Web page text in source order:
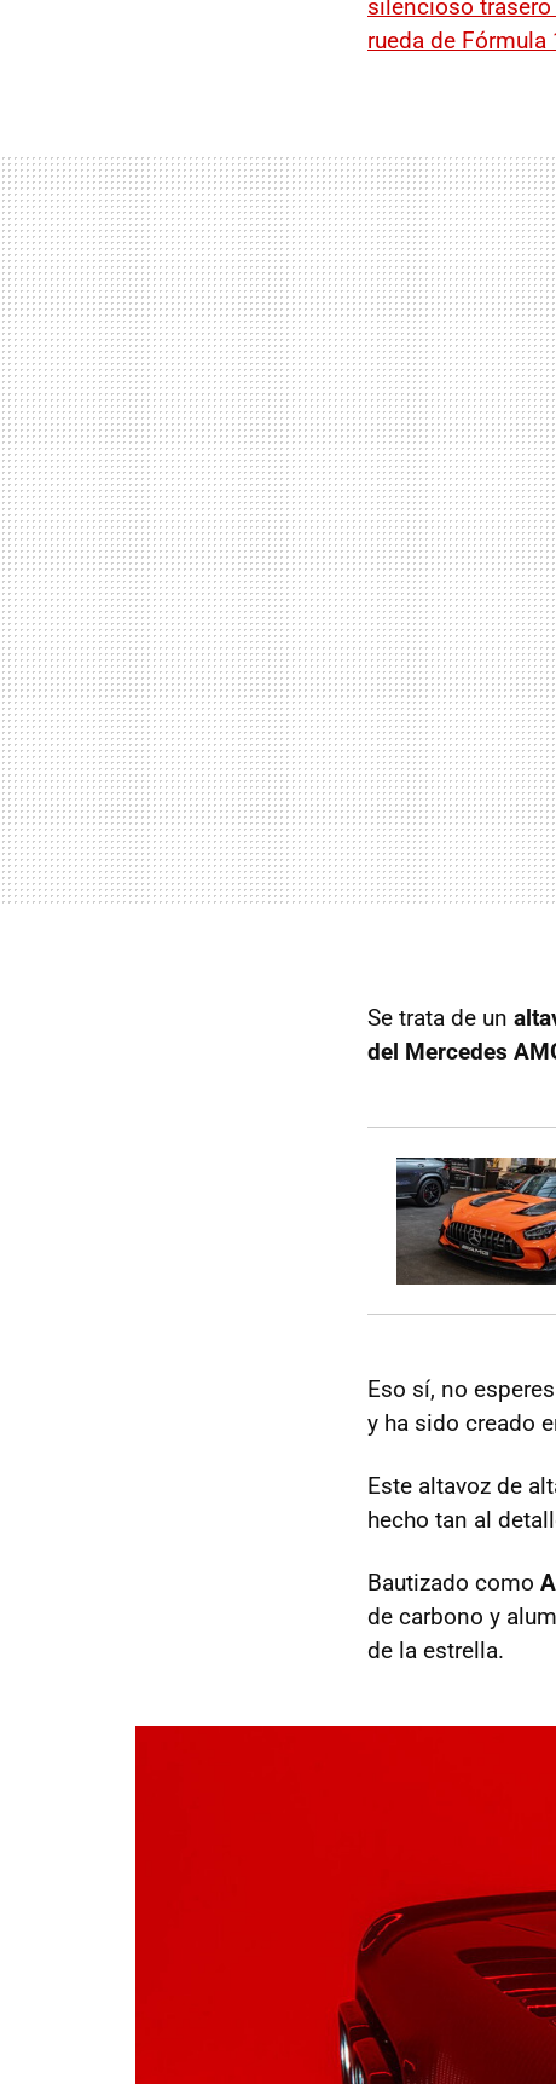
silencioso trasero
rueda de Fórmula
Se trata de un
del Mercedes
Eso sí, no
y ha sido creado
Este altavoz de
hecho tan al
Bautizado como
de carbono y
de la estrella.